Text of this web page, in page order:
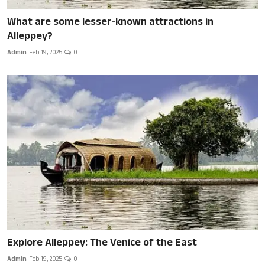
What are some lesser-known attractions in
Alleppey?
Admin Feb 19, 2025 0
Explore Alleppey: The Venice of the East
Admin Feb 19, 2025 0